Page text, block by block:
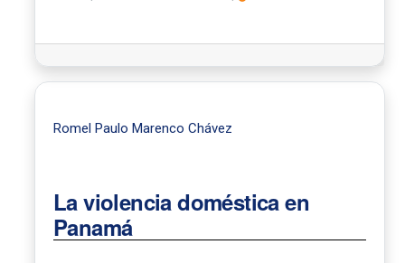
Romel Paulo Marenco Chávez
La violencia doméstica en
Panamá